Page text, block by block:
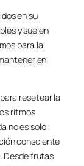
en su
y suelen
para la
en
resetear la
ritmos
no es solo
consciente
Desde frutas